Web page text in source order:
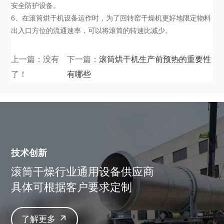
安全防护设备。
6、在滚筒烘干机设备运作时，为了回转窑干燥机更好地限定物料
出入口方位的流通速率，可以将滚筒的转速比减少。
上一篇：没有
了！
下一篇： 滚筒烘干机生产前预热的重要性
有哪些
技术创新
滚筒干燥行业通用设备供应商
具体可根据客户要求定制
了解更多